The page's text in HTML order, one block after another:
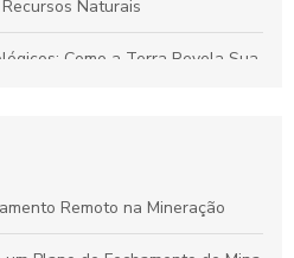
Naturais
Como a Terra Revela Sua
em múltiplos setores
Riscos em Segurança do
Proteger Sua Equipe e Otimizar
Remoto na Mineração